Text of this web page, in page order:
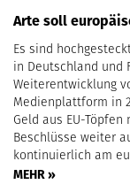
Arte soll
Es sind
in Deutschland und
Weiterentwicklung
Medienplattform in
Geld aus EU-
Beschlüsse weiter
kontinuierlich am
MEHR »